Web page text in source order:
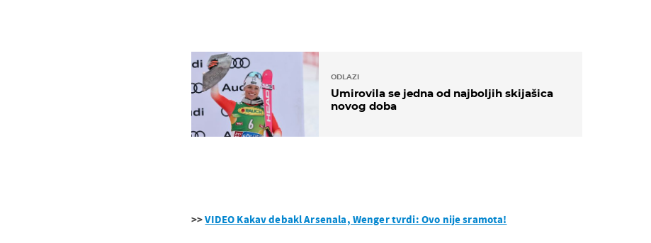
ODLAZI
Umirovila se jedna od najboljih skijašica
novog doba
>>VIDEO Kakav debakl Arsenala, Wenger tvrdi: Ovo nije sramota!